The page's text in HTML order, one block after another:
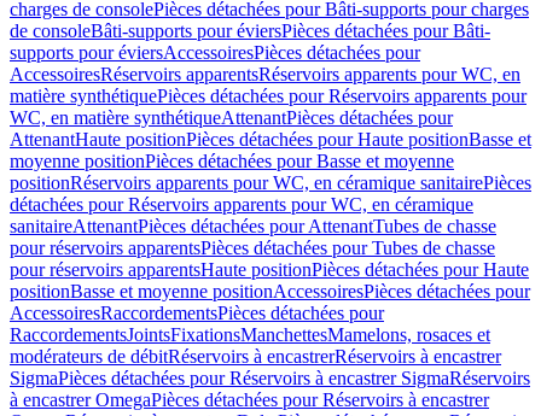
charges de consolePièces détachées pour Bâti-supports pour charges
de consoleBâti-supports pour éviersPièces détachées pour Bâti-
supports pour éviersAccessoiresPièces détachées pour
AccessoiresRéservoirs apparentsRéservoirs apparents pour WC, en
matière synthétiquePièces détachées pour Réservoirs apparents pour
WC, en matière synthétiqueAttenantPièces détachées pour
AttenantHaute positionPièces détachées pour Haute positionBasse et
moyenne positionPièces détachées pour Basse et moyenne
positionRéservoirs apparents pour WC, en céramique sanitairePièces
détachées pour Réservoirs apparents pour WC, en céramique
sanitaireAttenantPièces détachées pour AttenantTubes de chasse
pour réservoirs apparentsPièces détachées pour Tubes de chasse
pour réservoirs apparentsHaute positionPièces détachées pour Haute
positionBasse et moyenne positionAccessoiresPièces détachées pour
AccessoiresRaccordementsPièces détachées pour
RaccordementsJointsFixationsManchettesMamelons, rosaces et
modérateurs de débitRéservoirs à encastrerRéservoirs à encastrer
SigmaPièces détachées pour Réservoirs à encastrer SigmaRéservoirs
à encastrer OmegaPièces détachées pour Réservoirs à encastrer